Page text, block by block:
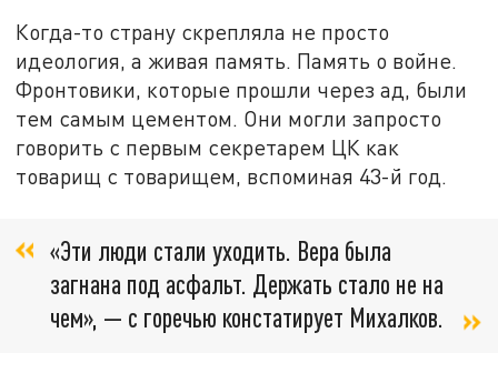
Когда-то страну скрепляла не просто
идеология, а живая память. Память о войне.
Фронтовики, которые прошли через ад, были
тем самым цементом. Они могли запросто
говорить с первым секретарем ЦК как
товарищ с товарищем, вспоминая 43-й год.
«Эти люди стали уходить. Вера была
загнана под асфальт. Держать стало не на
чем», — с горечью констатирует Михалков.